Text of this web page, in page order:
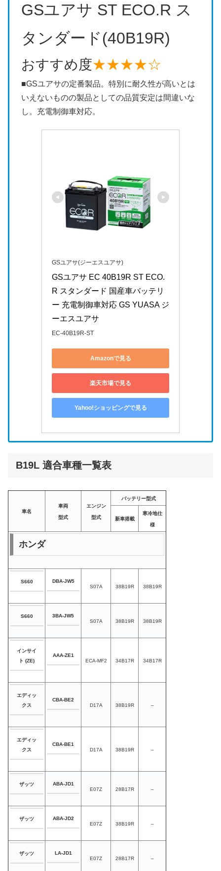
GSユアサ ST ECO.R ス
タンダード(40B19R)
おすすめ度★★★★☆
■GSユアサの定番製品。特別に耐久性が高いとは
いえないものの製品としての品質安定は間違いな
し。充電制御車対応。
GSユアサ(ジーエスユアサ)
GSユアサ EC 40B19R ST ECO.
R スタンダード 国産車バッテリ
ー 充電制御車対応 GS YUASA ジ
ーエスユアサ
EC-40B19R-ST
Amazonで見る
楽天市場で見る
Yahoo!ショッピングで見る
B19L 適合車種一覧表
車名
車両
型式
エンジン
型式
バッテリー型式
新車搭載
寒冷地仕
様
ホンダ
S660
DBA-JW5
S07A
38B19R 38B19R
S660
3BA-JW5
S07A
38B19R 38B19R
インサイ
ト (ZE)
AAA-ZE1
ECA-MF2
34B17R 34B17R
エディッ
クス
CBA-BE2
D17A
38B19R –
エディッ
クス
CBA-BE1
D17A
38B19R –
ザッツ
ABA-JD1
E07Z
28B17R –
ザッツ
ABA-JD2
E07Z
38B19R –
ザッツ
LA-JD1
E07Z
28B17R –